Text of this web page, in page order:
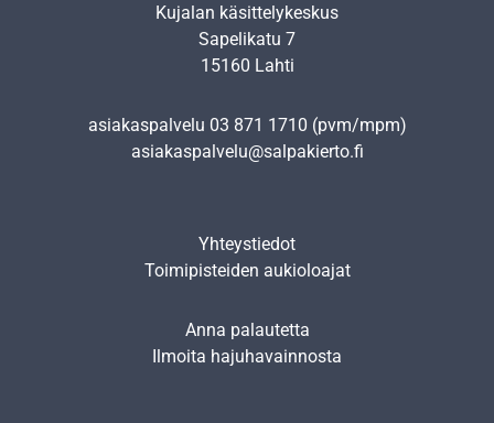
Kujalan käsittelykeskus
Sapelikatu 7
15160 Lahti
asiakaspalvelu 03 871 1710 (pvm/mpm)
asiakaspalvelu@salpakierto.fi
Yhteystiedot
Toimipisteiden aukioloajat
Anna palautetta
Ilmoita hajuhavainnosta